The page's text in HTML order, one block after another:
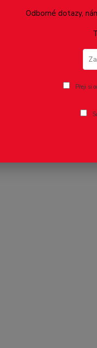
2.0 - 15ks
Odborné dotazy,
Přeji si